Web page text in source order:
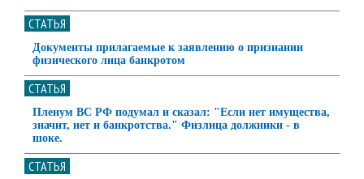
СТАТЬЯ
Документы прилагаемые к заявлению о признании
физического лица банкротом
СТАТЬЯ
Пленум ВС РФ подумал и сказал: "Если нет имущества,
значит, нет и банкротства." Физлица должники - в
шоке.
СТАТЬЯ